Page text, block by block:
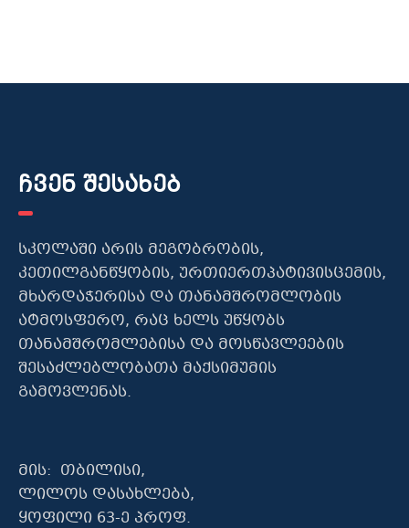
ჩვენ შესახებ
სკოლაში არის მეგობრობის,
კეთილგანწყობის, ურთიერთპატივისცემის,
მხარდაჭერისა და თანამშრომლობის
ატმოსფერო, რაც ხელს უწყობს
თანამშრომლებისა და მოსწავლეების
შესაძლებლობათა მაქსიმუმის
გამოვლენას.
მის: თბილისი,
ლილოს დასახლება,
ყოფილი 63-ე პროფ.